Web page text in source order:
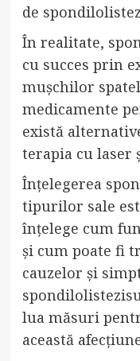
de
În realitate,
cu succes prin
mușchilor
medicamente
există
terapia cu laser
Înțelegerea
tipurilor sale
înțelege cum
și cum poate fi
cauzelor și
lua măsuri
această